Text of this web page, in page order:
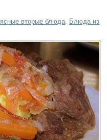
вторые блюда Блюда из